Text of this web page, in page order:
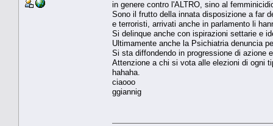
in genere contro l'ALTRO, sino al
Sono il frutto della innata disposizione a far
e terroristi, arrivati anche in parlamento li
Si delinque anche con ispirazioni settarie e
Ultimamente anche la Psichiatria denuncia
Si sta diffondendo in progressione di
Attenzione a chi si vota alle elezioni di ogni
hahaha.
ciaooo
ggiannig